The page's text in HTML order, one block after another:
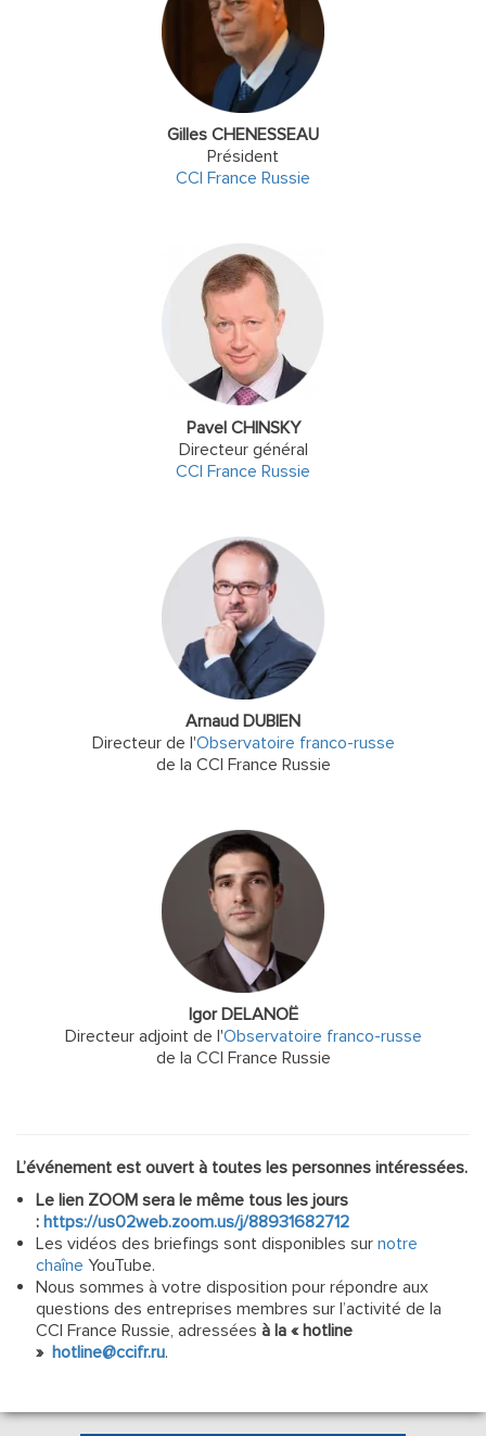
Gilles CHENESSEAU
Président
CCI France Russie
Pavel CHINSKY
Directeur général
CCI France Russie
Arnaud DUBIEN
Directeur de l'Observatoire franco-russe
de la CCI France Russie
Igor DELANOË
Directeur adjoint de l'Observatoire franco-russe
de la CCI France Russie
L’événement est ouvert à toutes les personnes intéressées.
Le lien ZOOM sera le même tous les jours
: https://us02web.zoom.us/j/88931682712
Les vidéos des briefings sont disponibles sur notre
chaîne YouTube.
Nous sommes à votre disposition pour répondre aux
questions des entreprises membres sur l’activité de la
CCI France Russie, adressées à la « hotline
» hotline@ccifr.ru.